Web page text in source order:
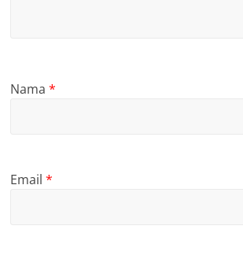
Nama*
Email*